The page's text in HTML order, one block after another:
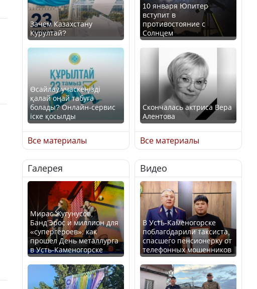
Зачем Казахстану
Курултай?
Өсайлау учаскеңізді
қалай оңай табуға
болады? Онлайн-сервис
іске қосылды
Как легко найти свой
участок для голосования?
Минтруда назвало
отрасли с самыми
высокими зарплатными
предложениями
Все материалы
10 января Юпитер
вступит в
противостояние с
Солнцем
Скончалась актриса Вера
Алентова
В РФ вынесен заочный
приговор по уголовному
делу об убийстве Игоря
Талькова
В России введены
дополнительные
ограничения для
казахстанских прав
Все материалы
Галерея
Мирас Жугунусов,
Банд’Эрос и миллион для
«супергероев»: как
прошел День металлурга
в Усть-Каменогорске
Видео
В Усть-Каменогорске
поблагодарили таксиста,
спасшего пенсионерку от
телефонных мошенников